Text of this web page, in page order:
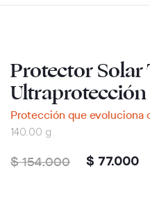
Protector
Ultraprotección
Protección que evoluciona
140.00 g
$ 154.000 $ 77.000